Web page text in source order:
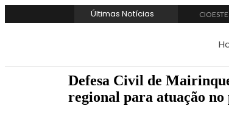
Últimas Notícias
Ferrari
Itapevi
Banco
GCM
Defesa Civil de
regional para atuação no